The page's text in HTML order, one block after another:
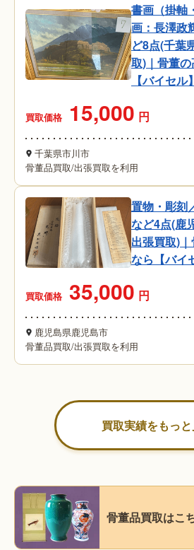
書画（掛軸
画：長澤政
ど8点(千葉
取)｜骨董
【バイセル】
買取価格 15,000 円
千葉県市川市
骨董品買取/出張買取を利用
置物・彫刻
など4点(鹿
出張買取)
なら【バイ
買取価格 35,000 円
鹿児島県鹿児島市
骨董品買取/出張買取を利用
買取実績をもっ
骨董品買取はこ